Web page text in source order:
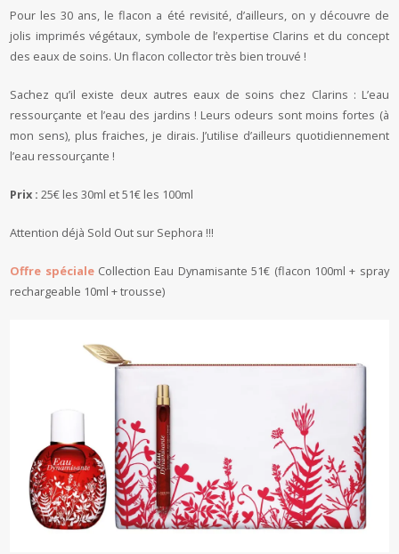
Pour les 30 ans, le flacon a été revisité, d’ailleurs, on y découvre de
jolis imprimés végétaux, symbole de l’expertise Clarins et du concept
des eaux de soins. Un flacon collector très bien trouvé !
Sachez qu’il existe deux autres eaux de soins chez Clarins : L’eau
ressourçante et l’eau des jardins ! Leurs odeurs sont moins fortes (à
mon sens), plus fraiches, je dirais. J’utilise d’ailleurs quotidiennement
l’eau ressourçante !
Prix : 25€ les 30ml et 51€ les 100ml
Attention déjà Sold Out sur Sephora !!!
Offre spécialeCollection Eau Dynamisante 51€ (flacon 100ml + spray
rechargeable 10ml + trousse)